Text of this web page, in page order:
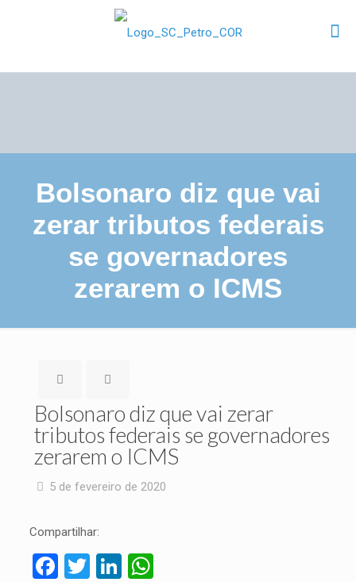
Bolsonaro diz que vai
zerar tributos federais
se governadores
zerarem o ICMS
Bolsonaro diz que vai zerar
tributos federais se governadores
zerarem o ICMS
5 de fevereiro de 2020
Compartilhar:
Facebook
TwitterLinkedIn
WhatsApp